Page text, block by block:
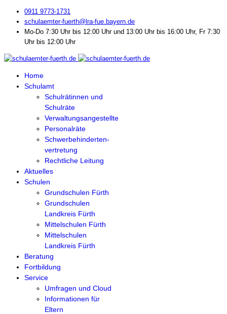
0911 9773-1731
schulaemter-fuerth@lra-fue.bayern.de
Mo-Do 7:30 Uhr bis 12:00 Uhr und 13:00 Uhr bis 16:00 Uhr, Fr 7:30
Uhr bis 12:00 Uhr
Home
Schulamt
Schulrätinnen und
Schulräte
Verwaltungsangestellte
Personalräte
Schwerbehinderten-
vertretung
Rechtliche Leitung
Aktuelles
Schulen
Grundschulen Fürth
Grundschulen
Landkreis Fürth
Mittelschulen Fürth
Mittelschulen
Landkreis Fürth
Beratung
Fortbildung
Service
Umfragen und Cloud
Informationen für
Eltern